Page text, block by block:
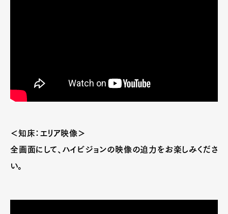
＜知床：エリア映像＞
全画面にして、ハイビジョンの映像の迫力をお楽しみくださ
い。